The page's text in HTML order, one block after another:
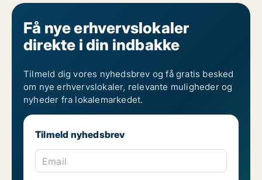
Få nye erhvervslokaler
direkte i din indbakke
Tilmeld dig vores nyhedsbrev og få gratis besked
om nye erhvervslokaler, relevante muligheder og
nyheder fra lokalemarkedet.
Tilmeld nyhedsbrev
Email